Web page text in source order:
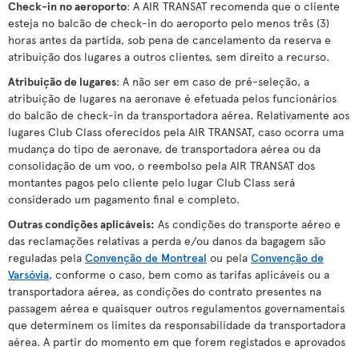
Check-in no aeroporto: A AIR TRANSAT recomenda que o cliente
esteja no balcão de check-in do aeroporto pelo menos três (3)
horas antes da partida, sob pena de cancelamento da reserva e
atribuição dos lugares a outros clientes, sem direito a recurso.
Atribuição de lugares: A não ser em caso de pré-seleção, a
atribuição de lugares na aeronave é efetuada pelos funcionários
do balcão de check-in da transportadora aérea. Relativamente aos
lugares Club Class oferecidos pela AIR TRANSAT, caso ocorra uma
mudança do tipo de aeronave, de transportadora aérea ou da
consolidação de um voo, o reembolso pela AIR TRANSAT dos
montantes pagos pelo cliente pelo lugar Club Class será
considerado um pagamento final e completo.
Outras condições aplicáveis: As condições do transporte aéreo e
das reclamações relativas a perda e/ou danos da bagagem são
reguladas pela Convenção de Montreal ou pela Convenção de
Varsóvia, conforme o caso, bem como as tarifas aplicáveis ou a
transportadora aérea, as condições do contrato presentes na
passagem aérea e quaisquer outros regulamentos governamentais
que determinem os limites da responsabilidade da transportadora
aérea. A partir do momento em que forem registados e aprovados